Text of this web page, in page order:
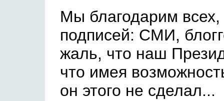
Мы благодарим всех,
подписей: СМИ,
жаль, что наш
что имея
он этого не сделал...